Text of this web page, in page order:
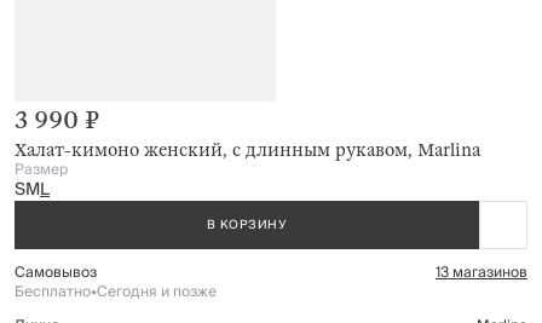
Халат-кимоно женский, с длинным рукавом, Marlina
3 990 ₽
Размер
SML
В КОРЗИНУ
Самовывоз 13 магазинов
Бесплатно•Сегодня и позже